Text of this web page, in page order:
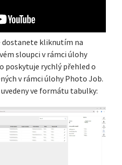
dostanete kliknutím na
sloupci v rámci úlohy
poskytuje rychlý přehled o
v rámci úlohy Photo Job.
ve formátu tabulky: